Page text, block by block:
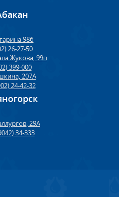
98б
26-27-50
Жукова, 99п
399-000
207А
24-42-32
29А
34-333